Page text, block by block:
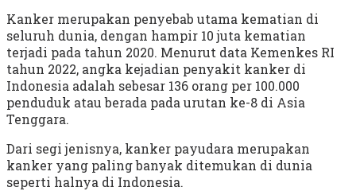
Kanker merupakan penyebab utama kematian di
seluruh dunia, dengan hampir 10 juta kematian
terjadi pada tahun 2020. Menurut data Kemenkes RI
tahun 2022, angka kejadian penyakit kanker di
Indonesia adalah sebesar 136 orang per 100.000
penduduk atau berada pada urutan ke-8 di Asia
Tenggara.
Dari segi jenisnya, kanker payudara merupakan
kanker yang paling banyak ditemukan di dunia
seperti halnya di Indonesia.